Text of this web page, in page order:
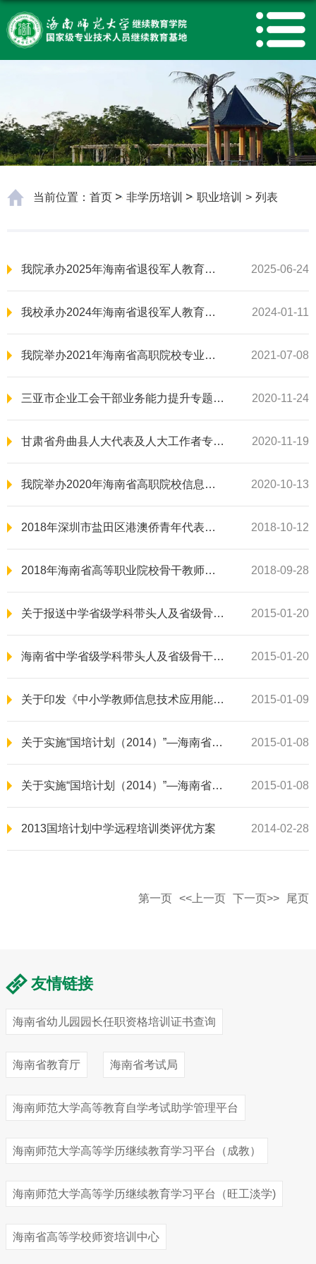
当前位置： 首页 非学历培训 职业培训 > 列表
我院承办2025年海南省退役军人教育教学能力培训班 2025-06-24
我校承办2024年海南省退役军人教育教学能力培训班 2024-01-11
我院举办2021年海南省高职院校专业带头人领军能力研修项目 2021-07-08
三亚市企业工会干部业务能力提升专题培训班顺利举行 2020-11-24
甘肃省舟曲县人大代表及人大工作者专题培训班在我校顺利举办 2020-11-19
我院举办2020年海南省高职院校信息技术教学能力提升培训班 2020-10-13
2018年深圳市盐田区港澳侨青年代表人士国情培训班顺利开班 2018-10-12
2018年海南省高等职业院校骨干教师素质提高培训班开班典礼顺利举行 2018-09-28
关于报送中学省级学科带头人及省级骨干教师2014年度考核材料的通知 2015-01-20
海南省中学省级学科带头人及省级骨干教师年度考核办法（修订） 2015-01-20
关于印发《中小学教师信息技术应用能力测评指南》的通知 2015-01-09
关于实施“国培计划（2014）”—海南省第二批项目的通知(琼教师[2014]92号) 2015-01-08
关于实施“国培计划（2014）”—海南省农村骨干教师培训项目的通知（琼教师[2014]62号 2015-01-08
2013国培计划中学远程培训类评优方案 2014-02-28
第一页 <<上一页 下一页>> 尾页
友情链接
海南省幼儿园园长任职资格培训证书查询
海南省教育厅 海南省考试局
海南师范大学高等教育自学考试助学管理平台
海南师范大学高等学历继续教育学习平台（成教）
海南师范大学高等学历继续教育学习平台（旺工淡学)
海南省高等学校师资培训中心